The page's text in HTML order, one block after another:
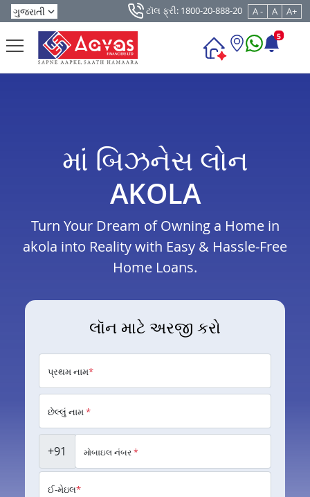
ટૉલ ફ્રી: 1800-20-888-20 A - A A+
5
માં બિઝનેસ લોન
AKOLA
Turn Your Dream of Owning a Home in
akola into Reality with Easy & Hassle-Free
Home Loans.
લૉન માટે અરજી કરો
પ્રથમ નામ*
છેલ્લું નામ*
+91 મોબાઇલ નંબર*
ઈ-મેઇલ*